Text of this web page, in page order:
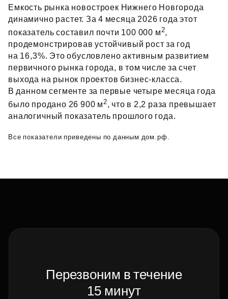
Емкость рынка новостроек Нижнего Новгорода
динамично растет. За 4 месяца 2026 года этот
показатель составил почти 100 000 м 2,
продемонстрировав устойчивый рост за год
на 16,3%. Это обусловлено активным развитием
первичного рынка города, в том числе за счет
выхода на рынок проектов бизнес‑класса.
В данном сегменте за первые четыре месяца года
было продано 26 900 м 2, что в 2,2 раза превышает
аналогичный показатель прошлого года.
Все показатели приведены по данным дом.рф.
Перезвоним в течение
15 минут